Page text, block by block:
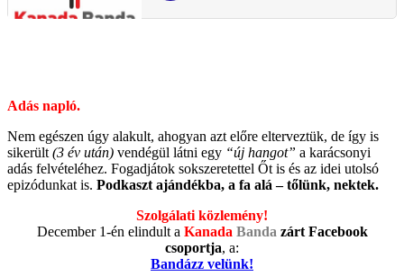
Adás napló.
Nem egészen úgy alakult, ahogyan azt előre elterveztük, de így is
sikerült (3 év után) vendégül látni egy “új hangot” a karácsonyi
adás felvételéhez. Fogadjátok sokszeretettel Őt is és az idei utolsó
epizódunkat is. Podkaszt ajándékba, a fa alá – tőlünk, nektek.
Szolgálati közlemény!
December 1-én elindult a Kanada Banda zárt Facebook
csoportja, a:
Bandázz velünk!